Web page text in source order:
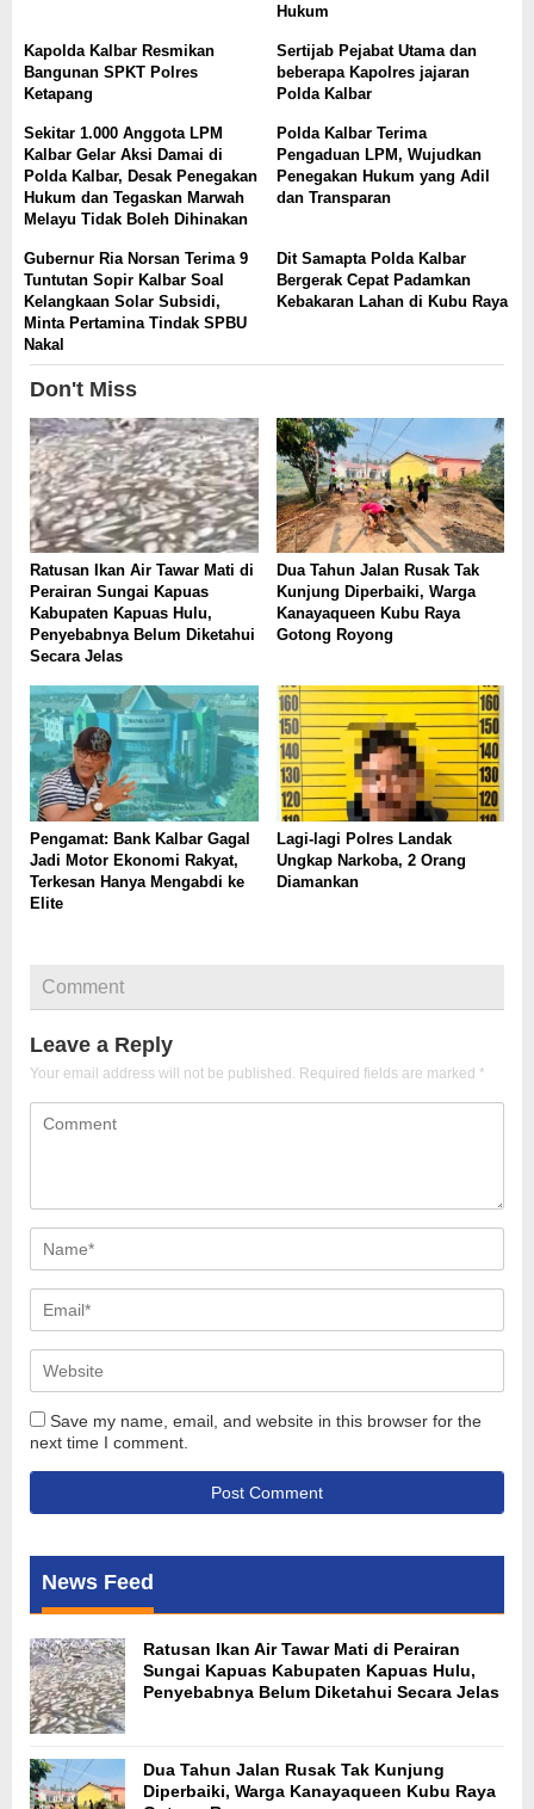
Hukum
Kapolda Kalbar Resmikan
Bangunan SPKT Polres
Ketapang
Sertijab Pejabat Utama dan
beberapa Kapolres jajaran
Polda Kalbar
Sekitar 1.000 Anggota LPM
Kalbar Gelar Aksi Damai di
Polda Kalbar, Desak Penegakan
Hukum dan Tegaskan Marwah
Melayu Tidak Boleh Dihinakan
Polda Kalbar Terima
Pengaduan LPM, Wujudkan
Penegakan Hukum yang Adil
dan Transparan
Gubernur Ria Norsan Terima 9
Tuntutan Sopir Kalbar Soal
Kelangkaan Solar Subsidi,
Minta Pertamina Tindak SPBU
Nakal
Dit Samapta Polda Kalbar
Bergerak Cepat Padamkan
Kebakaran Lahan di Kubu Raya
Don't Miss
Ratusan Ikan Air Tawar Mati di
Perairan Sungai Kapuas
Kabupaten Kapuas Hulu,
Penyebabnya Belum Diketahui
Secara Jelas
Dua Tahun Jalan Rusak Tak
Kunjung Diperbaiki, Warga
Kanayaqueen Kubu Raya
Gotong Royong
Pengamat: Bank Kalbar Gagal
Jadi Motor Ekonomi Rakyat,
Terkesan Hanya Mengabdi ke
Elite
Lagi-lagi Polres Landak
Ungkap Narkoba, 2 Orang
Diamankan
Comment
Leave a Reply
Your email address will not be published. Required fields are marked *
Save my name, email, and website in this browser for the
next time I comment.
News Feed
Ratusan Ikan Air Tawar Mati di Perairan
Sungai Kapuas Kabupaten Kapuas Hulu,
Penyebabnya Belum Diketahui Secara Jelas
Dua Tahun Jalan Rusak Tak Kunjung
Diperbaiki, Warga Kanayaqueen Kubu Raya